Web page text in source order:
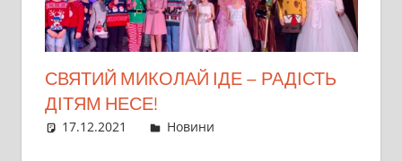
СВЯТИЙ МИКОЛАЙ ІДЕ – РАДІСТЬ
ДІТЯМ НЕСЕ!
17.12.2021 director
Новини